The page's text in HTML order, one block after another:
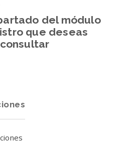
del módulo
que deseas
consultar